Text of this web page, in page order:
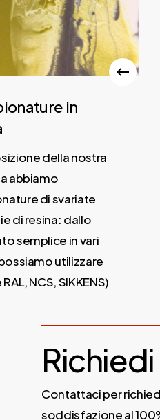
in
della nostra
abbiamo
di svariate
di resina: dallo
semplice in vari
utilizzare
NCS, SIKKENS)
Contattaci per
soddisfazione al